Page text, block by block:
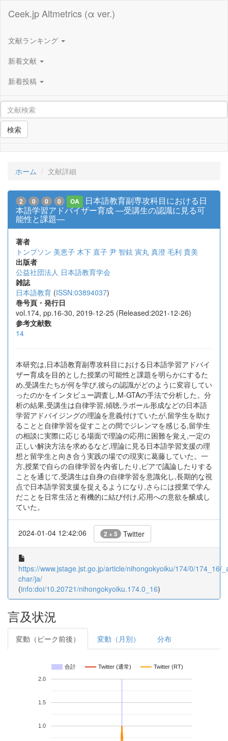
Ceek.jp Altmetrics (α ver.)
文献ランキング
新着文献
新着投稿
検索
ホーム 文献詳細
2 0 0 0 OA
日本語教育副専攻科目における日
本語学習アドバイザー育成 ―受講生の認識に見る可
能性と課題―
著者
トンプソン 美恵子 木下 直子 尹 智鉉 寅丸 真澄 毛利 貴美
出版者
公益社団法人 日本語教育学会
雑誌
日本語教育 (ISSN:03894037)
巻号頁・発行日
vol.174, pp.16-30, 2019-12-25 (Released:2021-12-26)
参考文献数
14
本研究は,日本語教育副専攻科目における日本語学習アドバイ
ザー育成を目的とした授業の可能性と課題を明らかにするた
め,受講生たちが何を学び,彼らの認識がどのように変容してい
ったのかをインタビュー調査し,M-GTAの手法で分析した。分
析の結果,受講生は自律学習,傾聴,ラポール形成などの日本語
学習アドバイジングの理論を意義付けていたが,留学生を助け
ることと自律学習を促すことの間でジレンマを感じる,留学生
の相談に実際に応じる場面で理論の応用に困難を覚え,一定の
正しい解決方法を求めるなど,理論に見る日本語学習支援の理
想と留学生と向き合う実践の場での現実に葛藤していた。一
方,授業で自らの自律学習を内省したり,ピアで議論したりする
ことを通じて,受講生は自身の自律学習を意識化し,長期的な視
点で日本語学習支援を捉えるようになり,さらには授業で学ん
だことを日常生活と有機的に結び付け,応用への意欲を醸成し
ていた。
2024-01-04 12:42:06 2 + 5 Twitter
https://www.jstage.jst.go.jp/article/nihongokyoiku/174/0/174_16/
char/ja/
(info:doi/10.20721/nihongokyoiku.174.0_16)
言及状況
変動（ピーク前後） 変動（月別） 分布
合計 Twitter (通常) Twitter (RT)
1.0
1.5
2.0